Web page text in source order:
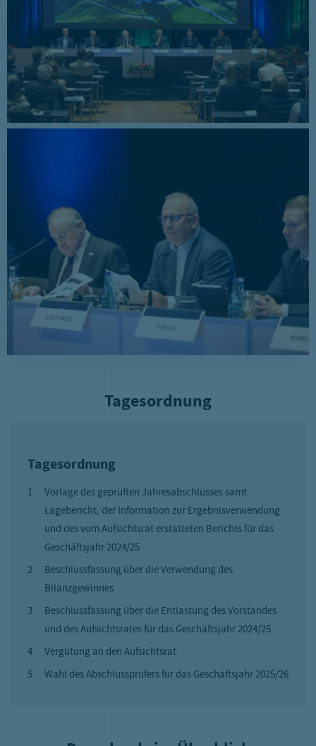
Tagesordnung
Tagesordnung
Vorlage des geprüften Jahresabschlusses samt
Lagebericht, der Information zur Ergebnisverwendung
und des vom Aufsichtsrat erstatteten Berichts für das
Geschäftsjahr 2024/25
Beschlussfassung über die Verwendung des
Bilanzgewinnes
Beschlussfassung über die Entlastung des Vorstandes
und des Aufsichtsrates für das Geschäftsjahr 2024/25
Vergütung an den Aufsichtsrat
Wahl des Abschlussprüfers für das Geschäftsjahr 2025/26